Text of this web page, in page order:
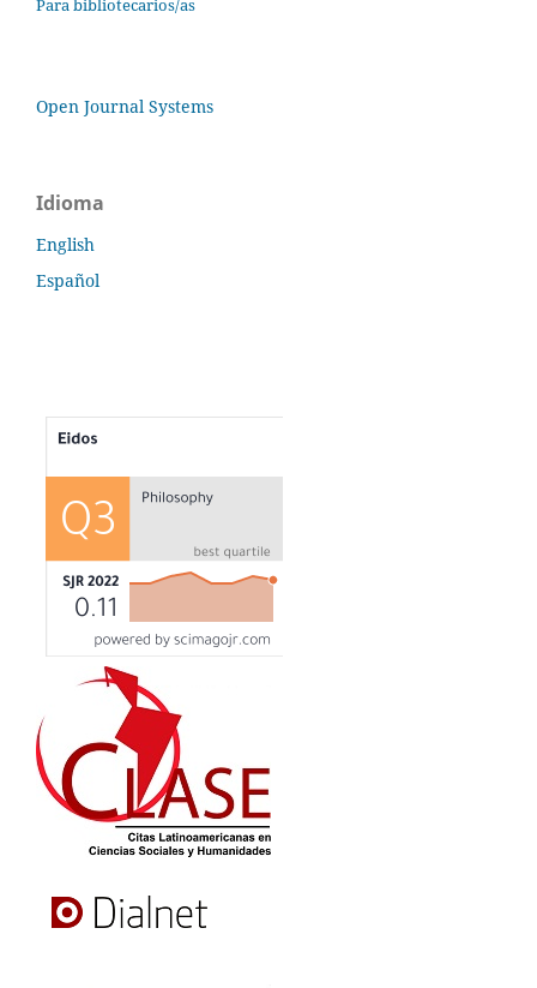
Para bibliotecarios/as
Open Journal Systems
Idioma
English
Español